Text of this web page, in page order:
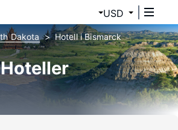
USD
Dakota Hotell i Bismarck